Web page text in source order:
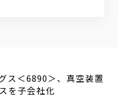
ス＜6890＞、真空装置
を子会社化